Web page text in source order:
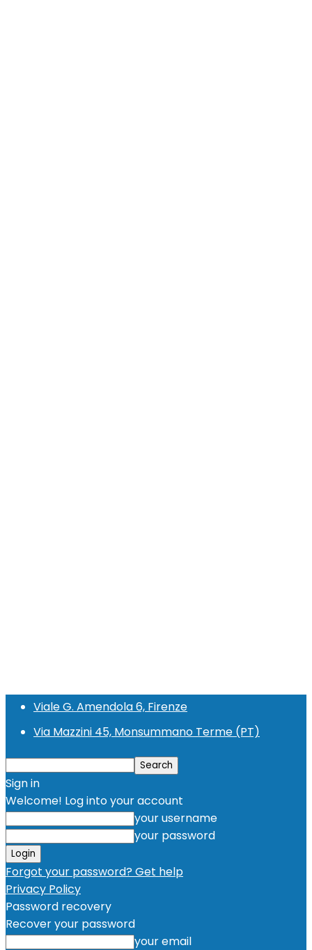
Viale G. Amendola 6, Firenze
Via Mazzini 45, Monsummano Terme (PT)
Sign in
Welcome! Log into your account
your username
your password
Forgot your password? Get help
Privacy Policy
Password recovery
Recover your password
your email